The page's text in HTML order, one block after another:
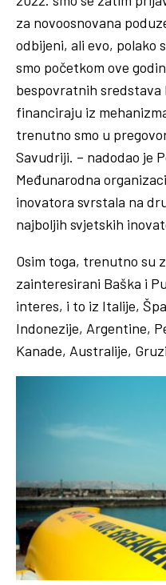
za novoosnovana
odbijeni, ali evo, polako
smo početkom ove
bespovratnih sredstava
financiraju iz
trenutno smo u
Savudriji. – nadodao je
Međunarodna
inovatora svrstala na
najboljih svjetskih
Osim toga, trenutno su
zainteresirani Baška i
interes, i to iz Italije,
Indonezije, Argentine,
Kanade, Australije,